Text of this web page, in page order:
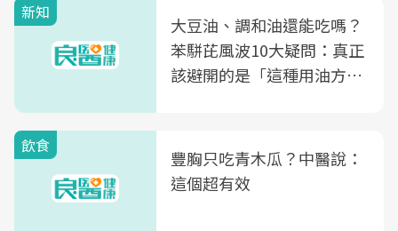
新知
大豆油、調和油還能吃嗎？
苯駢芘風波10大疑問：真正
該避開的是「這種用油方
飲食
豐胸只吃青木瓜？中醫說：
這個超有效